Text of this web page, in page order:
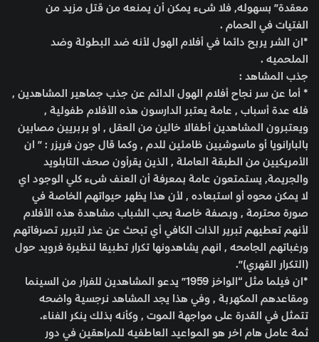
معقدة” بسهوله, فلا شىء يمكن أن يمنعه من قتل مزيد من
الفتيات في الحمام .
*ان الشر يربح دائما في أفلام الهول لأنه ضد البطولة وضد
الملحميه .
جذب المشاهد :
* أما عن سر نجاح أفلام الهول الدائم عن جذب جماهير المشاهدين ,
فله عدة أسباب , عامة يعتبر الدارسون هذه الأفلام طفولية ,
ويعتبرون المشاهدين أطفالا خالين من العقل , او بربريين مصابين
بالبارانويا أو ماسوشيين ظامئين للدم , وكما قال جون فريزر : ” ان
الأمريكيين من الطبقة العاملة , الذين يقرأون صحف التابلويد
والجريمة, يستمتعون عامة بمعرفة أن العنف شىء كلي الوجود اي
لا يمكن محوه أو استبعاده , لأن هذا يظهر حيواتهم الخاصة في
صورة محترمة , وبصفة خاصة يحب الشباب مشاهدة هذه الأفلام
لأنهم تعطيهم تبرير الذات الكافي أي تبحث عن عذر لتبرير تصرفاتهم
ورغباتهم الجامحه , انهم يشاهدونها تكرار تطبيقا لنظيرة فرويد حول
(التكرار القهري)”.
*ان فيلما مثل “الواخز 1959” يدعو المشاهدين للفرار من السينما
ومقاعدهم المكهربة , وفي هذا يجد المشاهد نرجسية واضحه
تتمثل في القدرة على مواجهة الموت , وكأنه بذلك ينكر الفناء.
ثمة عامل هام اخر هو المواعيد العاطفيه للمراهقين في دور